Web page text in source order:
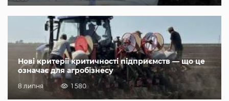
Нові критерії критичності підприємств — що це
означає для агробізнесу
8 липня 1 580